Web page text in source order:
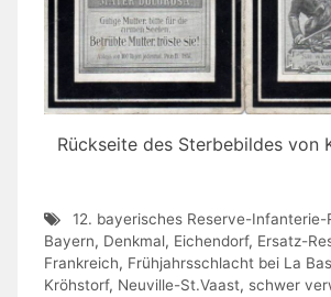
Rückseite des Sterbebildes von
12. bayerisches Reserve-Infanterie-
Bayern, Denkmal, Eichendorf, Ersatz-
Frankreich, Frühjahrsschlacht bei La
Kröhstorf, Neuville-St.Vaast, schwer